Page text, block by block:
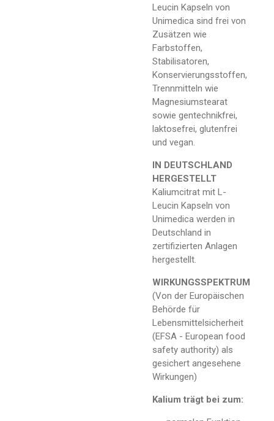
Leucin Kapseln von
Unimedica sind frei von
Zusätzen wie
Farbstoffen,
Stabilisatoren,
Konservierungsstoffen,
Trennmitteln wie
Magnesiumstearat
sowie gentechnikfrei,
laktosefrei, glutenfrei
und vegan.
IN DEUTSCHLAND
HERGESTELLT
Kaliumcitrat mit L-
Leucin Kapseln von
Unimedica werden in
Deutschland in
zertifizierten Anlagen
hergestellt.
WIRKUNGSSPEKTRUM
(Von der Europäischen
Behörde für
Lebensmittelsicherheit
(EFSA - European food
safety authority) als
gesichert angesehene
Wirkungen)
Kalium trägt bei zum: